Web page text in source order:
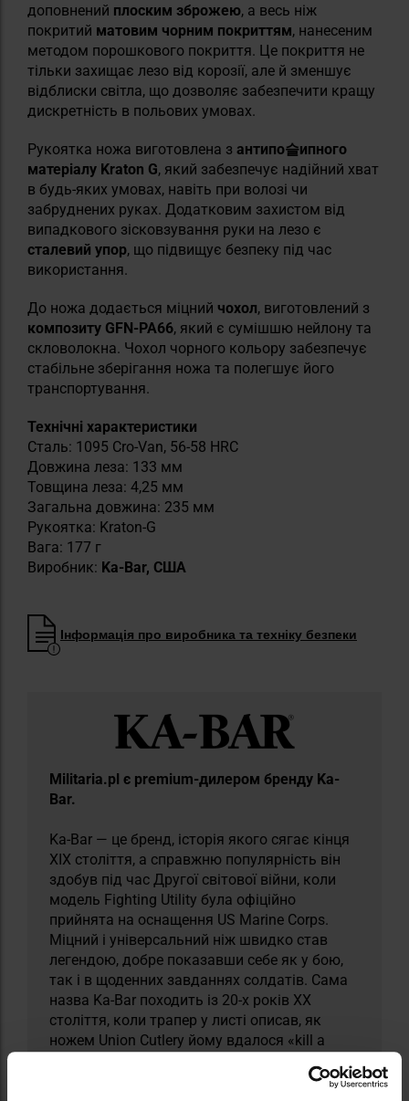
доповнений плоским зброжею, а весь ніж
покритий матовим чорним покриттям, нанесеним
методом порошкового покриття. Це покриття не
тільки захищає лезо від корозії, але й зменшує
відблиски світла, що дозволяє забезпечити кращу
дискретність в польових умовах.
Рукоятка ножа виготовлена з антипо슬ипного
матеріалу Kraton G, який забезпечує надійний хват
в будь-яких умовах, навіть при волозі чи
забруднених руках. Додатковим захистом від
випадкового зісковзування руки на лезо є
сталевий упор, що підвищує безпеку під час
використання.
До ножа додається міцний чохол, виготовлений з
композиту GFN-PA66, який є сумішшю нейлону та
скловолокна. Чохол чорного кольору забезпечує
стабільне зберігання ножа та полегшує його
транспортування.
Технічні характеристики
Сталь: 1095 Cro-Van, 56-58 HRC
Довжина леза: 133 мм
Товщина леза: 4,25 мм
Загальна довжина: 235 мм
Рукоятка: Kraton-G
Вага: 177 г
Виробник: Ka-Bar, США
Інформація про виробника та техніку безпеки
Militaria.pl є premium-дилером бренду Ka-
Bar.
Ka-Bar — це бренд, історія якого сягає кінця
XIX століття, а справжню популярність він
здобув під час Другої світової війни, коли
модель Fighting Utility була офіційно
прийнята на оснащення US Marine Corps.
Міцний і універсальний ніж швидко став
легендою, добре показавши себе як у бою,
так і в щоденних завданнях солдатів. Сама
назва Ka-Bar походить із 20-х років XX
століття, коли трапер у листі описав, як
ножем Union Cutlery йому вдалося «kill a
силу цього символу, компанія офіційно